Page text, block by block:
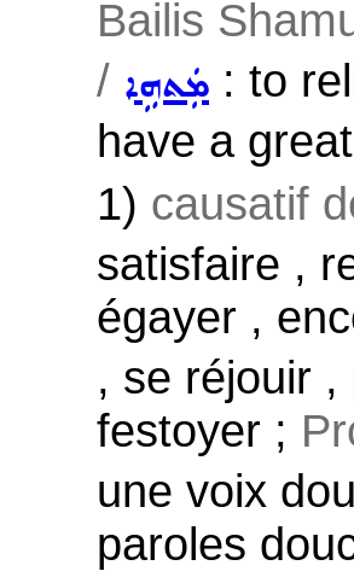
Bailis
/ ܡܲܬܗܹܐ : to
have a
1) causatif
satisfaire ,
égayer ,
, se réjouir
festoyer ;
une voix
paroles